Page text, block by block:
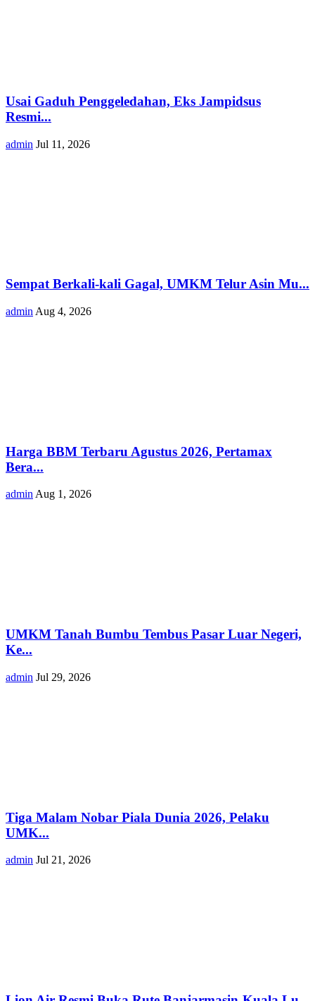
Usai Gaduh Penggeledahan, Eks Jampidsus
Resmi...
admin Jul 11, 2026
Sempat Berkali-kali Gagal, UMKM Telur Asin Mu...
admin Aug 4, 2026
Harga BBM Terbaru Agustus 2026, Pertamax
Bera...
admin Aug 1, 2026
UMKM Tanah Bumbu Tembus Pasar Luar Negeri,
Ke...
admin Jul 29, 2026
Tiga Malam Nobar Piala Dunia 2026, Pelaku
UMK...
admin Jul 21, 2026